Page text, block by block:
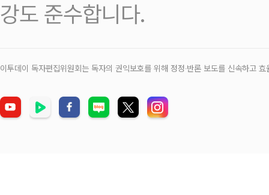
강도 준수합니다.
이투데이 독자편집위원회는 독자의 권익보호를 위해 정정‧반론 보도를 신속하고